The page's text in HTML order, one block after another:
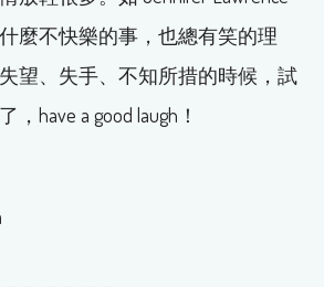
麼不快樂的事，也總有笑的理
望、失手、不知所措的時候，試
have a good laugh！